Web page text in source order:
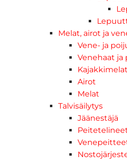
Melat, airot ja
Vene- ja
Venehaat ja
Kajakkimelat
Airot
Melat
Talvisäilytys
Jäänestäjä